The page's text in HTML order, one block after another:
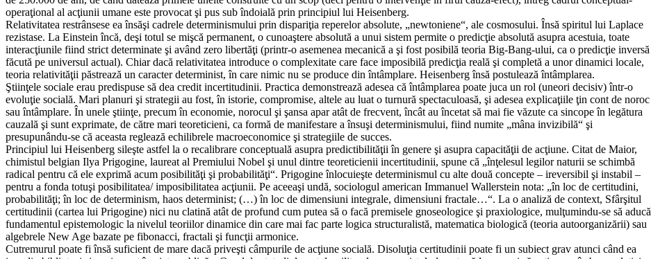
operaţional al acţiunii umane este provocat şi pus sub îndoială prin principiul lui Heisenberg.
Relativitatea restrânsese ea însăşi cadrele determinismului prin dispariţia reperelor absolute, „newtoniene“, ale cosmosului. Însă spiritul lui Laplace
rezistase. La Einstein încă, deşi totul se mişcă permanent, o cunoaştere absolută a unui sistem permite o predicţie absolută asupra acestuia, toate
interacţiunile fiind strict determinate şi având zero libertăţi (printr-o asemenea mecanică a şi fost posibilă teoria Big-Bang-ului, ca o predicţie inversă
făcută pe universul actual). Chiar dacă relativitatea introduce o complexitate care face imposibilă predicţia reală şi completă a unor dinamici locale,
teoria relativităţii păstrează un caracter determinist, în care nimic nu se produce din întâmplare. Heisenberg însă postulează întâmplarea.
Ştiinţele sociale erau predispuse să dea credit incertitudinii. Practica demonstrează adesea că întâmplarea poate juca un rol (uneori decisiv) într-o
evoluţie socială. Mari planuri şi strategii au fost, în istorie, compromise, altele au luat o turnură spectaculoasă, şi adesea explicaţiile ţin cont de noroc
sau întâmplare. În unele ştiinţe, precum în economie, norocul şi şansa apar atât de frecvent, încât au încetat să mai fie văzute ca sincope în legătura
cauzală şi sunt exprimate, de către mari teoreticieni, ca formă de manifestare a însuşi determinismului, fiind numite „mâna invizibilă“ şi
presupunându-se că aceasta reglează echilibrele macroeconomice şi strategiile de succes.
Principiul lui Heisenberg sileşte astfel la o recalibrare conceptuală asupra predictibilităţii în genere şi asupra capacităţii de acţiune. Citat de Maior,
chimistul belgian Ilya Prigogine, laureat al Premiului Nobel şi unul dintre teoreticienii incertitudinii, spune că „înţelesul legilor naturii se schimbă
radical pentru că ele exprimă acum posibilităţi şi probabilităţi“. Prigogine înlocuieşte determinismul cu alte două concepte – ireversibil şi instabil –
pentru a fonda totuşi posibilitatea/ imposibilitatea acţiunii. Pe aceeaşi undă, sociologul american Immanuel Wallerstein nota: „în loc de certitudini,
probabilităţi; în loc de determinism, haos determinist; (…) în loc de dimensiuni integrale, dimensiuni fractale…“. La o analiză de context, Sfârşitul
certitudinii (cartea lui Prigogine) nici nu clatină atât de profund cum putea să o facă premisele gnoseologice şi praxiologice, mulţumindu-se să aducă
fundamentul epistemologic la nivelul teoriilor dinamice din care mai fac parte logica structuralistă, matematica biologică (teoria autoorganizării) sau
algebrele New Age bazate pe fibonacci, fractali şi funcţii armonice.
Cutremurul poate fi însă suficient de mare dacă priveşti câmpurile de acţiune socială. Disoluţia certitudinii poate fi un subiect grav atunci când ea